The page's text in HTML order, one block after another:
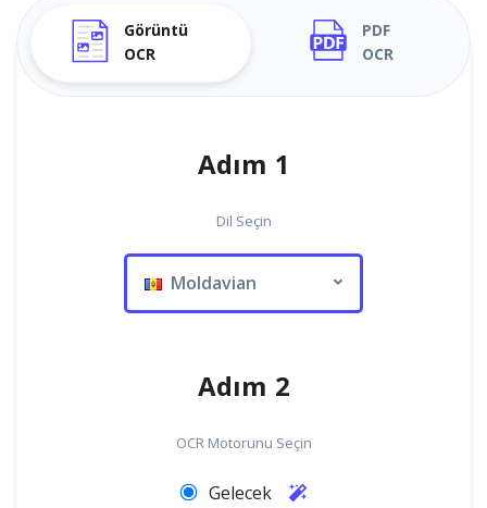
Görüntü
OCR
PDF
OCR
Adım 1
Dil Seçin
Moldavian
Adım 2
OCR Motorunu Seçin
Gelecek